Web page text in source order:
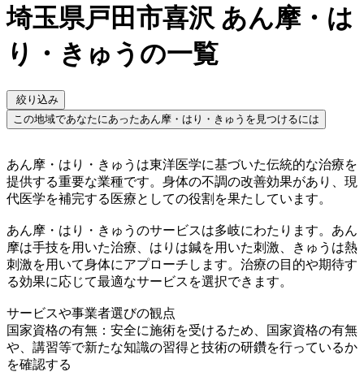
埼玉県戸田市喜沢 あん摩・は
り・きゅうの一覧
絞り込み
この地域であなたにあったあん摩・はり・きゅうを見つけるには
あん摩・はり・きゅうは東洋医学に基づいた伝統的な治療を
提供する重要な業種です。身体の不調の改善効果があり、現
代医学を補完する医療としての役割を果たしています。
あん摩・はり・きゅうのサービスは多岐にわたります。あん
摩は手技を用いた治療、はりは鍼を用いた刺激、きゅうは熱
刺激を用いて身体にアプローチします。治療の目的や期待す
る効果に応じて最適なサービスを選択できます。
サービスや事業者選びの観点
国家資格の有無：安全に施術を受けるため、国家資格の有無
や、講習等で新たな知識の習得と技術の研鑽を行っているか
を確認する